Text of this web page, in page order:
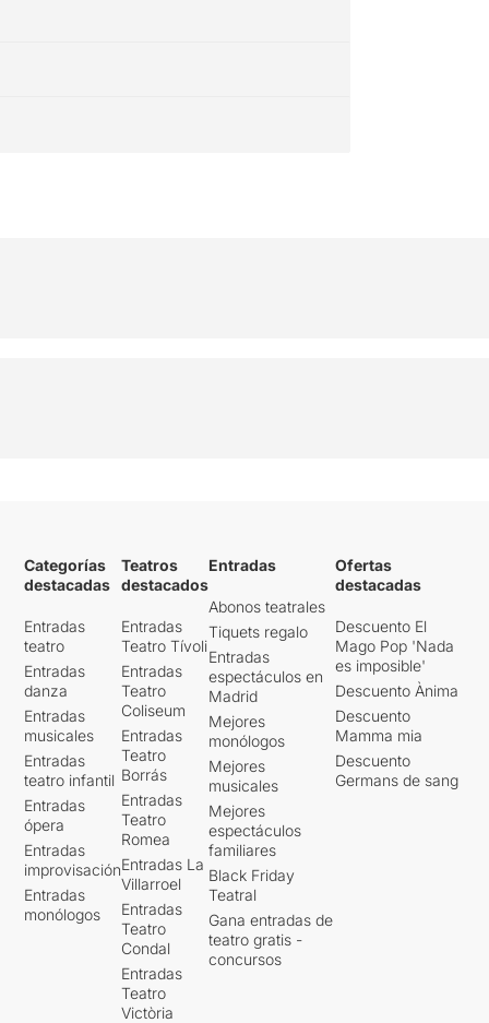
Categorías
destacadas
Entradas
teatro
Entradas
danza
Entradas
musicales
Entradas
teatro infantil
Entradas
ópera
Entradas
improvisación
Entradas
monólogos
Teatros
destacados
Entradas
Teatro Tívoli
Entradas
Teatro
Coliseum
Entradas
Teatro
Borrás
Entradas
Teatro
Romea
Entradas La
Villarroel
Entradas
Teatro
Condal
Entradas
Teatro
Victòria
Entradas
Abonos teatrales
Tiquets regalo
Entradas
espectáculos en
Madrid
Mejores
monólogos
Mejores
musicales
Mejores
espectáculos
familiares
Black Friday
Teatral
Gana entradas de
teatro gratis -
concursos
Ofertas
destacadas
Descuento El
Mago Pop 'Nada
es imposible'
Descuento Ànima
Descuento
Mamma mia
Descuento
Germans de sang